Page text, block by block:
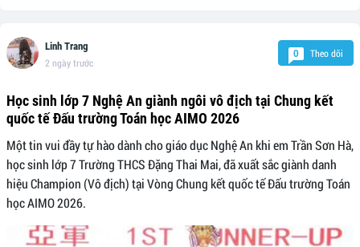
Linh Trang
2 ngày trước
0 Theo dõi
Học sinh lớp 7 Nghệ An giành ngôi vô địch tại Chung kết
quốc tế Đấu trường Toán học AIMO 2026
Một tin vui đầy tự hào dành cho giáo dục Nghệ An khi em Trần Sơn Hà,
học sinh lớp 7 Trường THCS Đặng Thai Mai, đã xuất sắc giành danh
hiệu Champion (Vô địch) tại Vòng Chung kết quốc tế Đấu trường Toán
học AIMO 2026.